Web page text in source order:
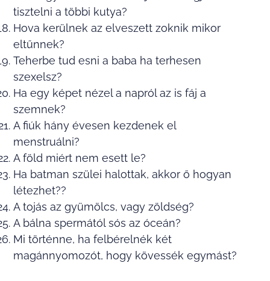
tisztelni a többi kutya?
Hova kerülnek az elveszett zoknik mikor
eltűnnek?
Teherbe tud esni a baba ha terhesen
szexelsz?
Ha egy képet nézel a napról az is fáj a
szemnek?
A fiúk hány évesen kezdenek el
menstruálni?
A föld miért nem esett le?
Ha batman szülei halottak, akkor ő hogyan
létezhet??
A tojás az gyümölcs, vagy zöldség?
A bálna spermától sós az óceán?
Mi történne, ha felbérelnék két
magánnyomozót, hogy kövessék egymást?